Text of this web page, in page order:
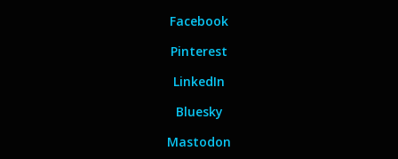
Facebook
Pinterest
LinkedIn
Bluesky
Mastodon